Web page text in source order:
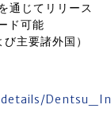
通じてリリース
ド可能
主要諸外国）